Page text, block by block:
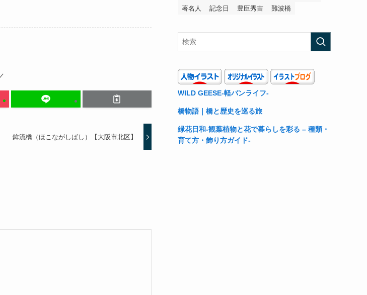
鉾流橋（ほこながしばし）【大阪市北区】
著名人
記念日 豊臣秀吉 難波橋
WILD GEESE-軽バンライフ-
橋物語｜橋と歴史を巡る旅
緑花日和-観葉植物と花で暮らしを彩る – 種類・
育て方・飾り方ガイド-